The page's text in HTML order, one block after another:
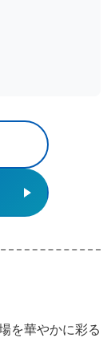
を華やかに彩る